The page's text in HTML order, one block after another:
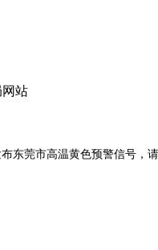
站
东莞市高温黄色预警信号